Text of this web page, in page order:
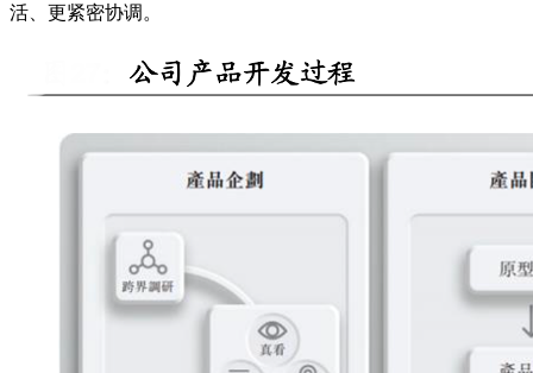
活、更紧密协调。